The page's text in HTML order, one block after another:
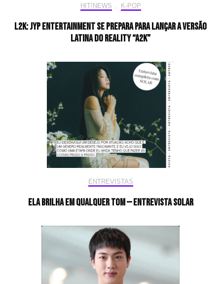
HIT!NEWS K-POP
L2K: JYP Entertainment se prepara para lançar a versão
latina do reality “A2K”
ENTREVISTAS
Ela brilha em qualquer tom — Entrevista Solar